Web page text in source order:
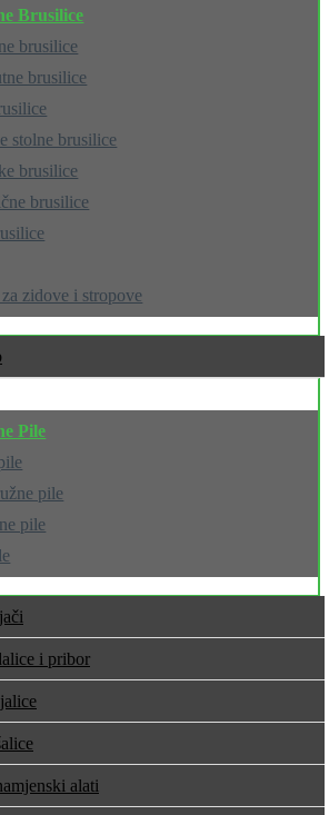
Brusilice
brusilice
brusilice
stolne brusilice
brusilice
brusilice
zidove i stropove
Pile
pile
pile
i pribor
alati